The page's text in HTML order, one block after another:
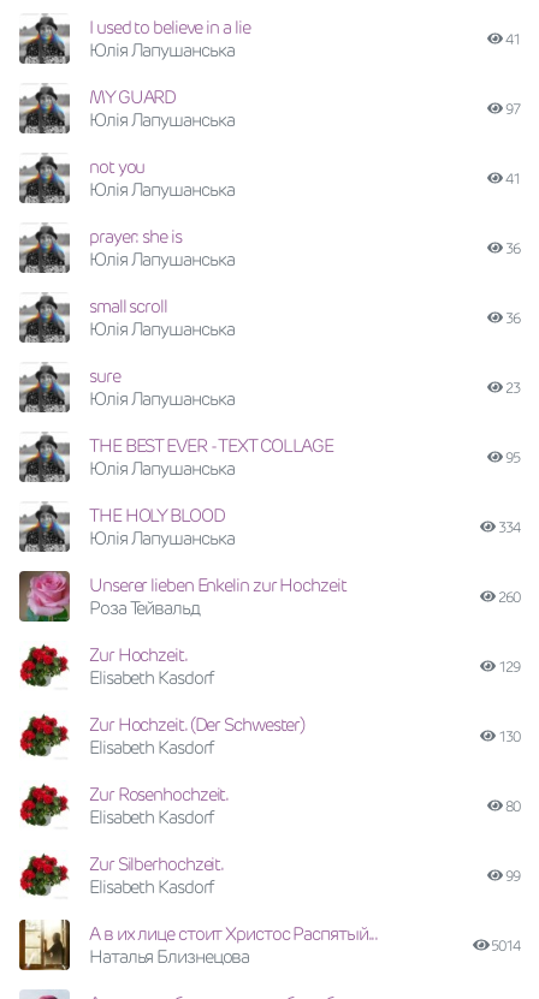
I used to believe in a lie
Юлія Лапушанська
41
MY GUARD
Юлія Лапушанська
97
not you
Юлія Лапушанська
41
prayer: she is
Юлія Лапушанська
36
small scroll
Юлія Лапушанська
36
sure
Юлія Лапушанська
23
THE BEST EVER - TEXT COLLAGE
Юлія Лапушанська
95
THE HOLY BLOOD
Юлія Лапушанська
334
Unserer lieben Enkelin zur Hochzeit
Роза Тейвальд
260
Zur Hochzeit.
Elisabeth Kasdorf
129
Zur Hochzeit. (Der Schwester)
Elisabeth Kasdorf
130
Zur Rosenhochzeit.
Elisabeth Kasdorf
80
Zur Silberhochzeit.
Elisabeth Kasdorf
99
А в их лице стоит Христос Распятый...
Наталья Близнецова
5014